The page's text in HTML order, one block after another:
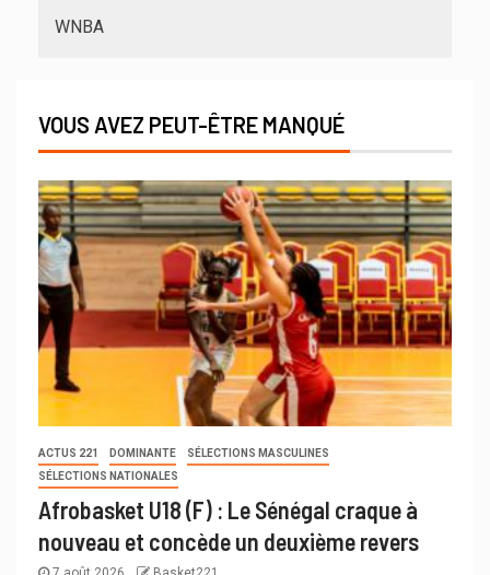
WNBA
VOUS AVEZ PEUT-ÊTRE MANQUÉ
ACTUS 221 DOMINANTE
SÉLECTIONS MASCULINES
SÉLECTIONS NATIONALES
Afrobasket U18 (F) : Le Sénégal craque à
nouveau et concède un deuxième revers